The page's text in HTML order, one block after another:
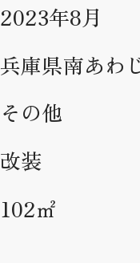
2023年8月
兵庫県南あわ
その他
改装
102㎡